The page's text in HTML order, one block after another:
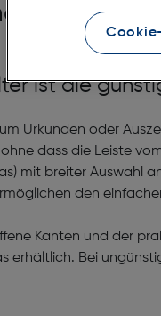
ist die
Urkunden oder
dass die Leiste
mit breiter Auswahl
den
Kanten und der
erhältlich. Bei